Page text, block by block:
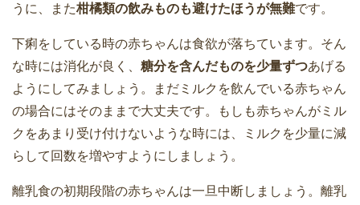
うに、また柑橘類の飲みものも避けたほうが無難です。
下痢をしている時の赤ちゃんは食欲が落ちています。そん
な時には消化が良く、 糖分を含んだものを少量ずつあげる
ようにしてみましょう。まだミルクを飲んでいる赤ちゃん
の場合にはそのままで大丈夫です。もしも赤ちゃんがミル
クをあまり受け付けないような時には、ミルクを少量に減
らして回数を増やすようにしましょう。
離乳食の初期段階の赤ちゃんは一旦中断しましょう。離乳